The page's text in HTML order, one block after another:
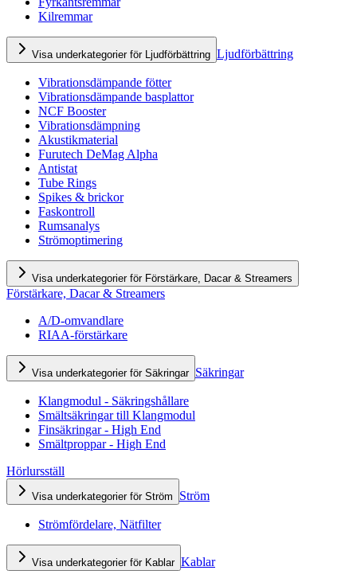
Kilremmar
Visa underkategorier för Ljudförbättring Ljudförbättring
Vibrationsdämpande fötter
Vibrationsdämpande basplattor
NCF Booster
Vibrationsdämpning
Akustikmaterial
Furutech DeMag Alpha
Antistat
Tube Rings
Spikes & brickor
Faskontroll
Rumsanalys
Strömoptimering
Visa underkategorier för Förstärkare, Dacar & Streamers
Förstärkare, Dacar & Streamers
A/D-omvandlare
RIAA-förstärkare
Visa underkategorier för Säkringar Säkringar
Klangmodul - Säkringshållare
Smältsäkringar till Klangmodul
Finsäkringar - High End
Smältproppar - High End
Hörlursställ
Visa underkategorier för Ström Ström
Strömfördelare, Nätfilter
Visa underkategorier för Kablar Kablar